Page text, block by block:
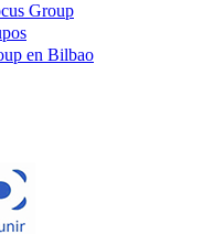
Group
en Bilbao